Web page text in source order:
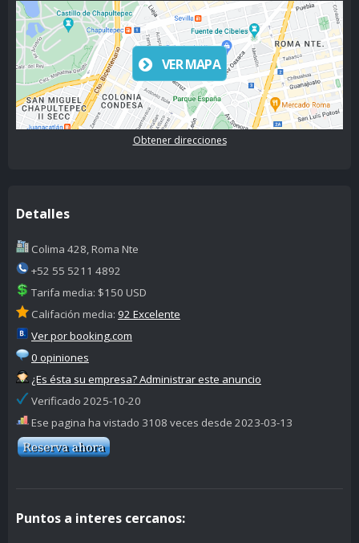
VER MAPA
Obtener direcciones
Detalles
Colima 428, Roma Nte
+52 55 5211 4892
Tarifa media: $150 USD
Califación media: 92 Excelente
Ver por booking.com
0 opiniones
¿Es ésta su empresa? Administrar este anuncio
Verificado 2025-10-20
Ese pagina ha vistado 3108 veces desde 2023-03-13
Puntos a interes cercanos: